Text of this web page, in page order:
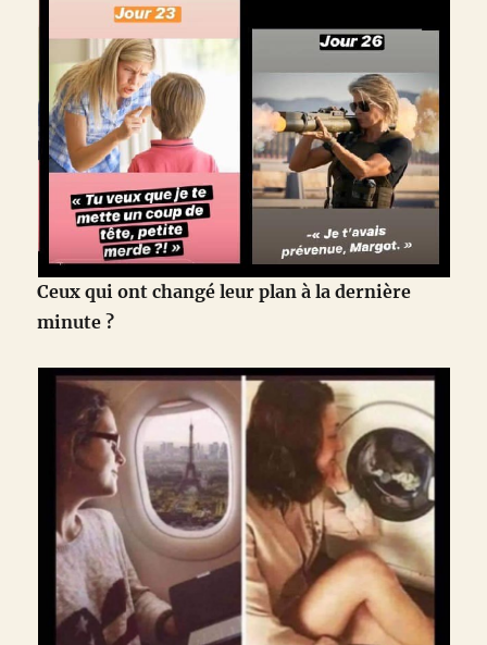
Ceux qui ont changé leur plan à la dernière
minute ?